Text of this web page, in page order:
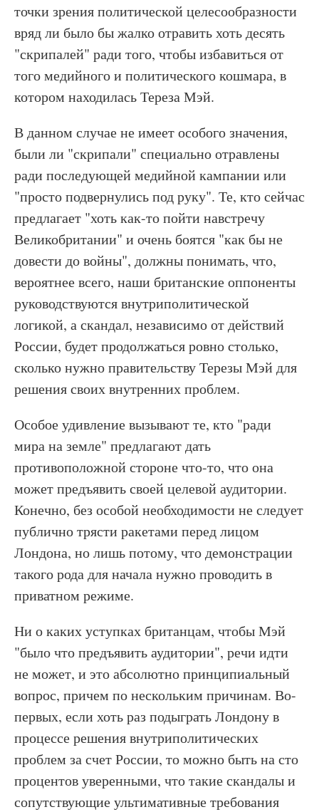
точки зрения политической целесообразности
вряд ли было бы жалко отравить хоть десять
"скрипалей" ради того, чтобы избавиться от
того медийного и политического кошмара, в
котором находилась Тереза Мэй.
В данном случае не имеет особого значения,
были ли "скрипали" специально отравлены
ради последующей медийной кампании или
"просто подвернулись под руку". Те, кто сейчас
предлагает "хоть как-то пойти навстречу
Великобритании" и очень боятся "как бы не
довести до войны", должны понимать, что,
вероятнее всего, наши британские оппоненты
руководствуются внутриполитической
логикой, а скандал, независимо от действий
России, будет продолжаться ровно столько,
сколько нужно правительству Терезы Мэй для
решения своих внутренних проблем.
Особое удивление вызывают те, кто "ради
мира на земле" предлагают дать
противоположной стороне что-то, что она
может предъявить своей целевой аудитории.
Конечно, без особой необходимости не следует
публично трясти ракетами перед лицом
Лондона, но лишь потому, что демонстрации
такого рода для начала нужно проводить в
приватном режиме.
Ни о каких уступках британцам, чтобы Мэй
"было что предъявить аудитории", речи идти
не может, и это абсолютно принципиальный
вопрос, причем по нескольким причинам. Во-
первых, если хоть раз подыграть Лондону в
процессе решения внутриполитических
проблем за счет России, то можно быть на сто
процентов уверенными, что такие скандалы и
сопутствующие ультимативные требования